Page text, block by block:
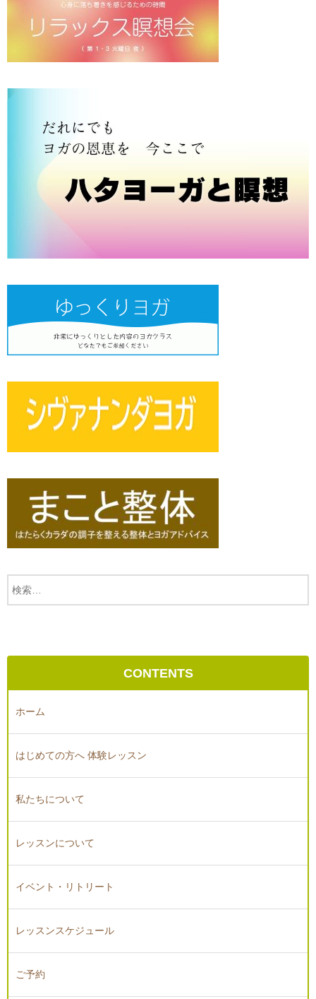
CONTENTS
ホーム
はじめての方へ 体験レッスン
私たちについて
レッスンについて
イベント・リトリート
レッスンスケジュール
ご予約